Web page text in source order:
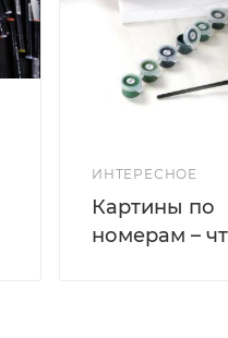
ИНТЕРЕСНОЕ
Картины по
номерам –